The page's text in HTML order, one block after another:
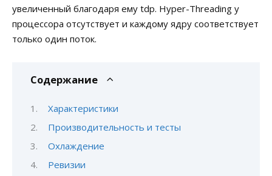
увеличенный благодаря ему tdp. Hyper-Threading у
процессора отсутствует и каждому ядру соответствует
только один поток.
Содержание
Характеристики
Производительность и тесты
Охлаждение
Ревизии